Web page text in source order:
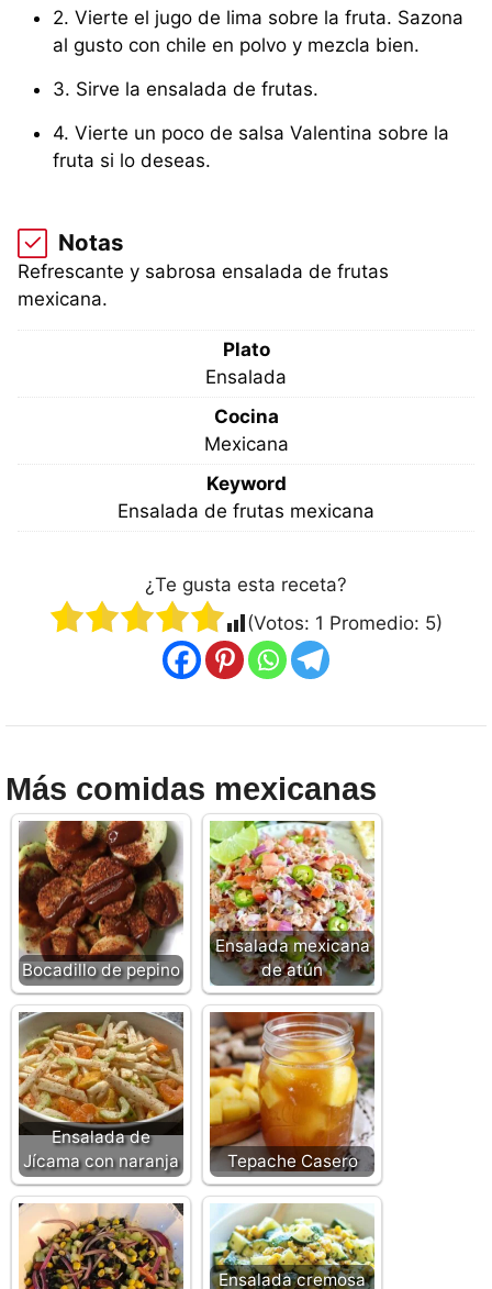
2. Vierte el jugo de lima sobre la fruta. Sazona
al gusto con chile en polvo y mezcla bien.
3. Sirve la ensalada de frutas.
4. Vierte un poco de salsa Valentina sobre la
fruta si lo deseas.
Notas
Refrescante y sabrosa ensalada de frutas
mexicana.
Plato
Ensalada
Cocina
Mexicana
Keyword
Ensalada de frutas mexicana
¿Te gusta esta receta?
(Votos: 1 Promedio: 5)
Más comidas mexicanas
Bocadillo de pepino
Ensalada mexicana
de atún
Ensalada de
Jícama con naranja
Tepache Casero
Ensalada cremosa